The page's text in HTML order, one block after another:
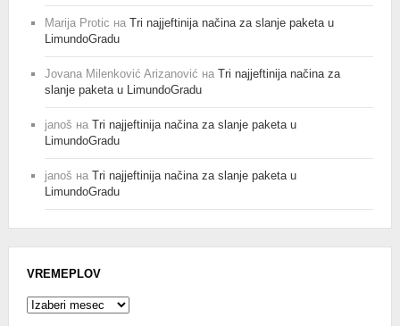
Marija Protic на Tri najjeftinija načina za slanje paketa u
LimundoGradu
Jovana Milenković Arizanović на Tri najjeftinija načina za
slanje paketa u LimundoGradu
janoš на Tri najjeftinija načina za slanje paketa u
LimundoGradu
janoš на Tri najjeftinija načina za slanje paketa u
LimundoGradu
VREMEPLOV
Vremeplov